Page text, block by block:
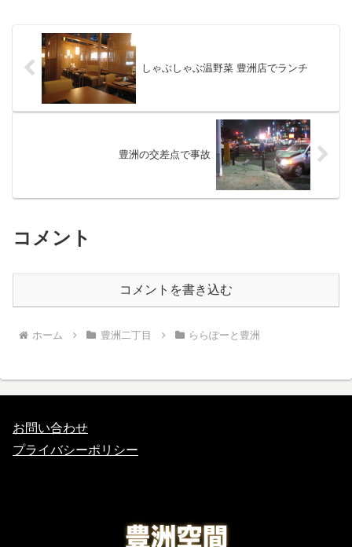
もらえるので還元率もなかなかお
得なのではと思います...
しゃぶしゃぶ温野菜 豊洲店でランチ
豊洲の交差点で事故
コメント
コメントを書き込む
ホーム 豊洲二丁目 ららぽーと豊洲
お問い合わせ
プライバシーポリシー